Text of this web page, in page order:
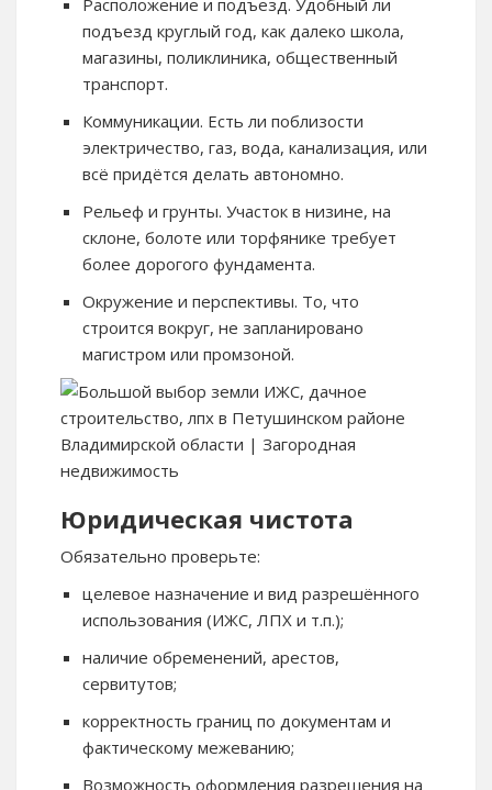
Расположение и подъезд. Удобный ли
подъезд круглый год, как далеко школа,
магазины, поликлиника, общественный
транспорт.
Коммуникации. Есть ли поблизости
электричество, газ, вода, канализация, или
всё придётся делать автономно.
Рельеф и грунты. Участок в низине, на
склоне, болоте или торфянике требует
более дорогого фундамента.
Окружение и перспективы. То, что
строится вокруг, не запланировано
магистром или промзоной.
Юридическая чистота
Обязательно проверьте:
целевое назначение и вид разрешённого
использования (ИЖС, ЛПХ и т.п.);
наличие обременений, арестов,
сервитутов;
корректность границ по документам и
фактическому межеванию;
Возможность оформления разрешения на